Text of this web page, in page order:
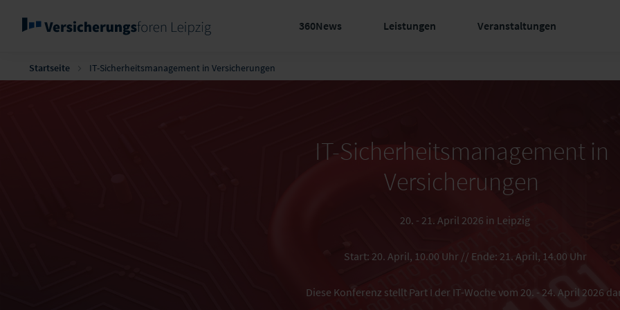
360News Leistungen Veranstaltungen
Startseite IT-Sicherheitsmanagement in Versicherungen
IT-Sicherheitsmanagement in
Versicherungen
20. - 21. April 2026 in Leipzig
Start: 20. April, 10.00 Uhr // Ende: 21. April, 14.00 Uhr
Diese Konferenz stellt Part I der IT-Woche vom 20. - 24. April 2026